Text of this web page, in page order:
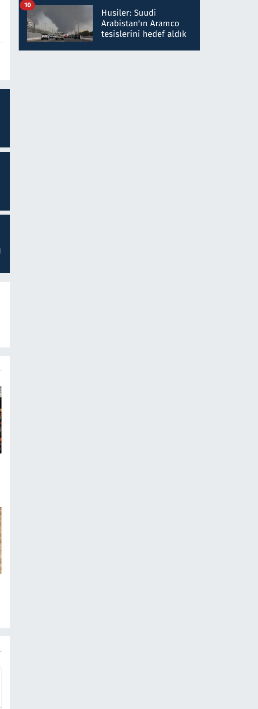
talimat verdi, ben
gönderdim
Husiler: Suudi
Arabistan'ın Aramco
tesislerini hedef aldık
10